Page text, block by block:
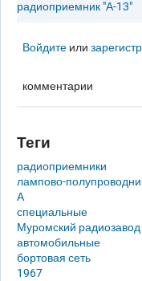
радиоприемник "А-13"
Войдите или
комментарии
Теги
радиоприемники
лампово-
А
специальные
Муромский радиозавод
автомобильные
бортовая сеть
1967